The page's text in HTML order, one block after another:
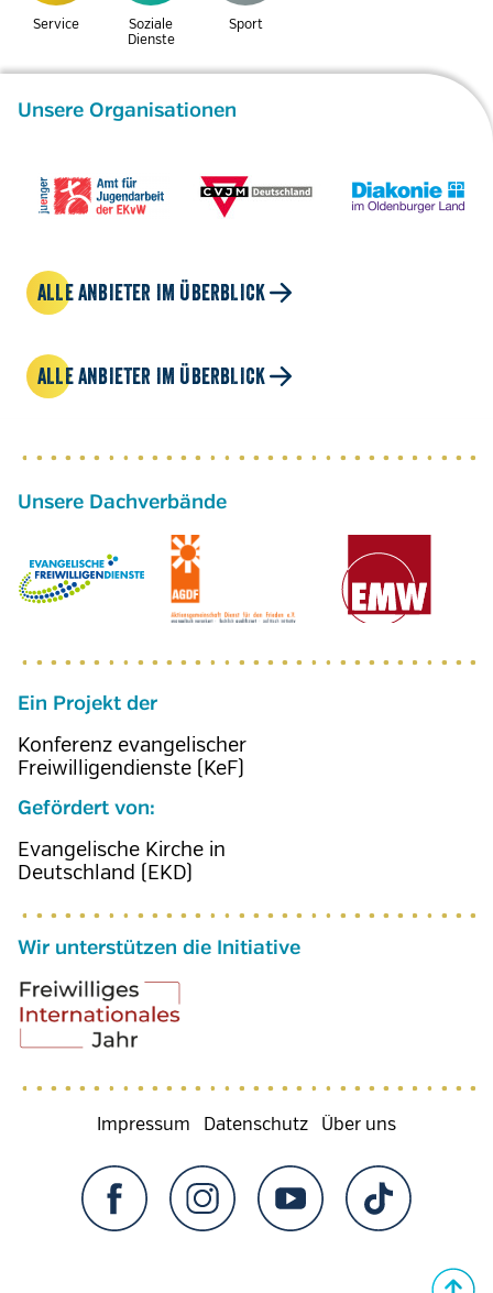
Service
Soziale
Dienste
Sport
Unsere Organisationen
ALLE ANBIETER IM ÜBERBLICK
ALLE ANBIETER IM ÜBERBLICK
Ein Projekt der
Konferenz evangelischer
Freiwilligendienste (KeF)
Gefördert von:
Evangelische Kirche in
Deutschland (EKD)
Wir unterstützen die Initiative
Fußzeilenmenü
Impressum Datenschutz Über uns